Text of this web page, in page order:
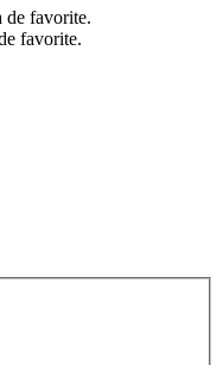
de favorite.
favorite.